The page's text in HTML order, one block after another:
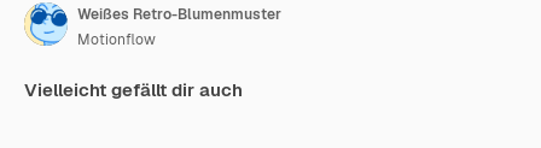
Weißes Retro-Blumenmuster
Motionflow
Vielleicht gefällt dir auch